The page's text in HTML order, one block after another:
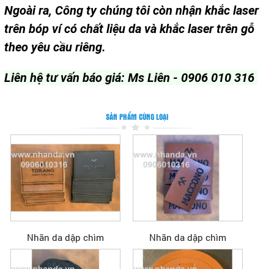
Ngoài ra, Công ty chúng tôi còn nhận khắc laser
trên bóp ví có chất liệu da và khắc laser trên gỗ
theo yêu cầu riêng.
Liên hệ tư vấn báo giá: Ms Liên - 0906 010 316
SẢN PHẨM CÙNG LOẠI
Nhãn da dập chìm Nhãn da dập chìm